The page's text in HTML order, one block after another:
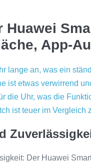
Huawei
App-
lange an, was ein
ist etwas verwirrend
die Uhr, was die
ist teuer im Vergleich
Der Huawei